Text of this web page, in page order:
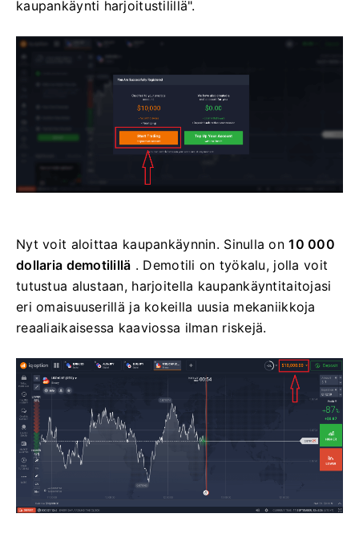
kaupankäynti harjoitustilillä".
Nyt voit aloittaa kaupankäynnin. Sinulla on10 000
dollaria demotilillä . Demotili on työkalu, jolla voit
tutustua alustaan, harjoitella kaupankäyntitaitojasi
eri omaisuuserillä ja kokeilla uusia mekaniikkoja
reaaliaikaisessa kaaviossa ilman riskejä.